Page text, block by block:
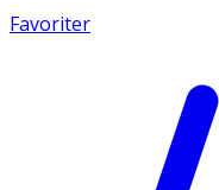
Favoriter